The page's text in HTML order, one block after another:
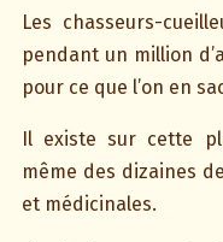
Les chasseurs-
pendant un million
pour ce que l’on en
Il existe sur cette
même des dizaines
et médicinales.